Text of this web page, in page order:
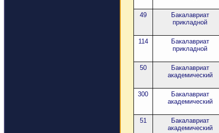
49
Бакалавриат
прикладной
114
Бакалавриат
прикладной
50
Бакалавриат
академический
300
Бакалавриат
академический
51
Бакалавриат
академический